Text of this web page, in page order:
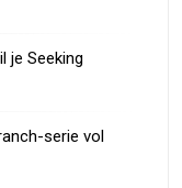
je Seeking
serie vol